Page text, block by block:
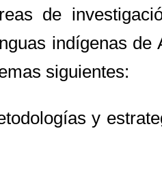
de
indígenas de
siguientes:
y